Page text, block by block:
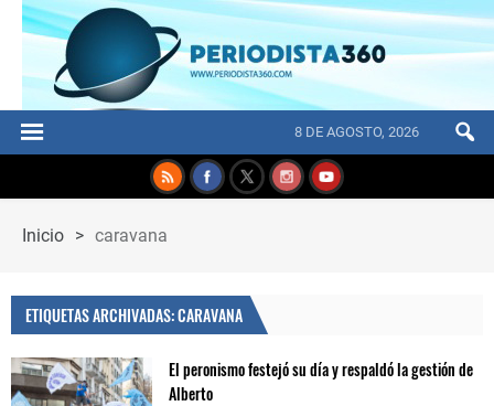
8 DE AGOSTO, 2026
Inicio > caravana
ETIQUETAS ARCHIVADAS: CARAVANA
El peronismo festejó su día y respaldó la gestión de
Alberto